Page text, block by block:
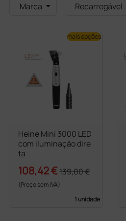
Marca
Recarregável
Heine Mini 3000 LED
com iluminação dire
ta
108,42 €139,00 €
(Preço sem IVA)
1 unidade
mais opções